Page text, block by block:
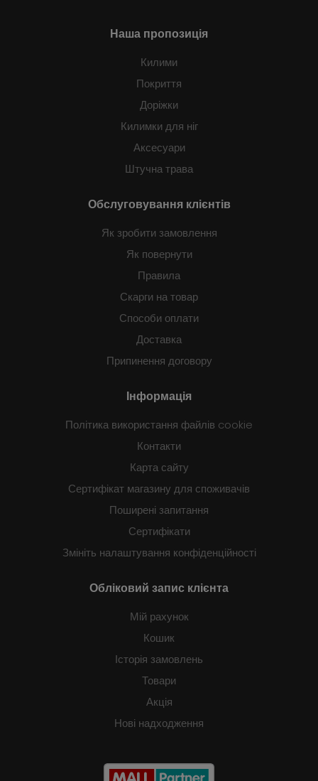
Наша пропозиція
Килими
Покриття
Доріжки
Килимки для ніг
Аксесуари
Штучна трава
Обслуговування клієнтів
Як зробити замовлення
Як повернути
Правила
Скарги на товар
Способи оплати
Доставка
Припинення договору
Інформація
Політика використання файлів cookie
Контакти
Карта сайту
Сертифікат магазину для споживачів
Поширені запитання
Сертифікати
Змініть налаштування конфіденційності
Обліковий запис клієнта
Мій рахунок
Кошик
Історія замовлень
Товари
Акція
Нові надходження